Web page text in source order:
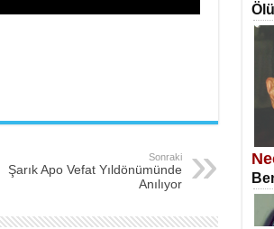
Sonraki
Şarık Apo Vefat Yıldönümünde
Anılıyor